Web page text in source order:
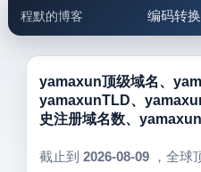
程默的博客 编码转换
邮件工具 生活便民
5.1支付
yamaxun顶级域名、
yamaxunTLD、
史注册域名数、
截止到 2026-08-09，全球